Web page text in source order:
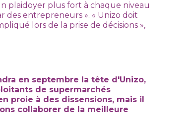
plaidoyer plus fort à chaque niveau
des entrepreneurs ». « Unizo doit
lors de la prise de décisions »,
en septembre la tête d'Unizo,
de supermarchés
proie à des dissensions, mais il
collaborer de la meilleure